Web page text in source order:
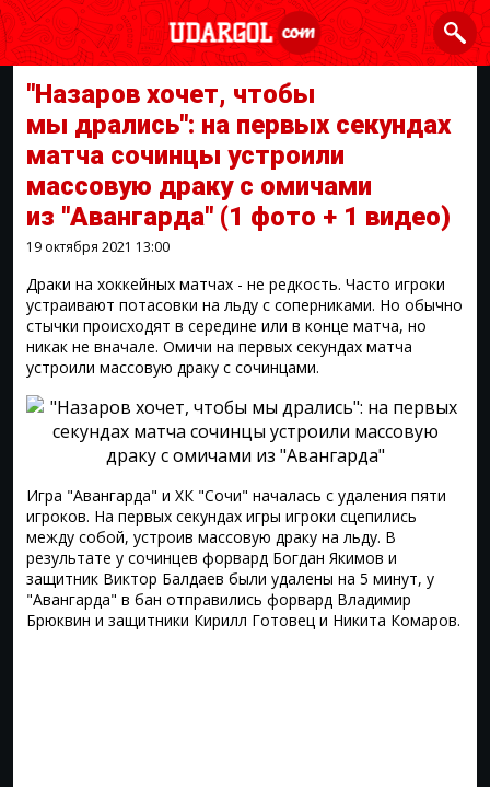
"Назаров хочет, чтобы
мы дрались": на первых секундах
матча сочинцы устроили
массовую драку с омичами
из "Авангарда" (1 фото + 1 видео)
19 октября 2021 13:00
Драки на хоккейных матчах - не редкость. Часто игроки
устраивают потасовки на льду с соперниками. Но обычно
стычки происходят в середине или в конце матча, но
никак не вначале. Омичи на первых секундах матча
устроили массовую драку с сочинцами.
Игра "Авангарда" и ХК "Сочи" началась с удаления пяти
игроков. На первых секундах игры игроки сцепились
между собой, устроив массовую драку на льду. В
результате у сочинцев форвард Богдан Якимов и
защитник Виктор Балдаев были удалены на 5 минут, у
"Авангарда" в бан отправились форвард Владимир
Брюквин и защитники Кирилл Готовец и Никита Комаров.